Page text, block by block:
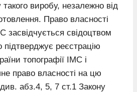
виробу, незалежно від
Право власності
засвідчується свідоцтвом
реєстрацію
топографії ІМС і
право власності на цю
абз.4, 5, 7 ст.1 Закону